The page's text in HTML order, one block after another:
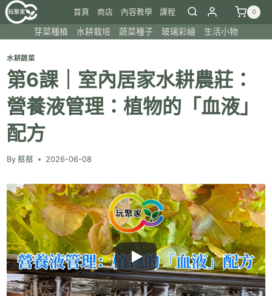
Skip
to
首頁 商店 內容教學 課程 0
芽菜種植 水耕栽培 蔬菜種子 玻璃彩繪 生活小物
水耕蔬菜
第6課｜室內居家水耕農莊：
營養液管理：植物的「血液」
配方
By 蔡蔡 2026-06-08